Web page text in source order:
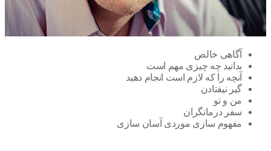
آگاهی خالص
بدانید چه چیزی مهم است
آنچه را که لازم است انجام دهید
گیر نیفتادن
من و تو
سفر درمانگران
مفهوم سازی موردی آسان سازی